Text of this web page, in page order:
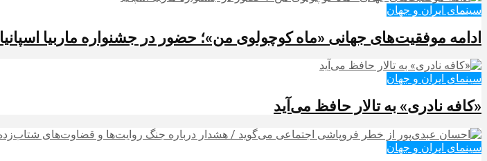
سینمای ایران و جهان
ادامه موفقیت‌های جهانی «ماه کوچولوی من»؛ حضور در جشنواره ماربیا اسپانیا
سینمای ایران و جهان
«کافه نادری» به تالار حافظ می‌آید
سینمای ایران و جهان